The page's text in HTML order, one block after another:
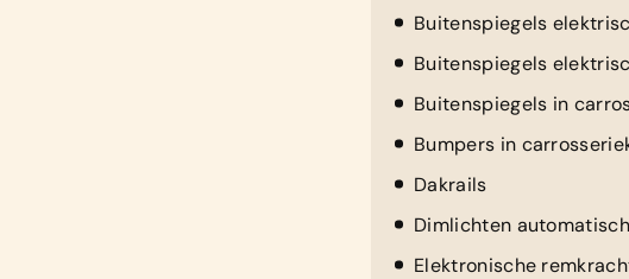
Buitenspiegels
Buitenspiegels
Buitenspiegels in
Bumpers in
Dakrails
Dimlichten automatisch
Elektronische